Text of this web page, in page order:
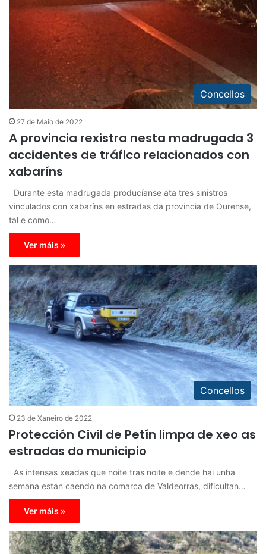
Concellos
27 de Maio de 2022
A provincia rexistra nesta madrugada 3
accidentes de tráfico relacionados con
xabaríns
Durante esta madrugada producíanse ata tres sinistros
vinculados con xabaríns en estradas da provincia de Ourense,
tal e como…
Ver máis »
Concellos
23 de Xaneiro de 2022
Protección Civil de Petín limpa de xeo as
estradas do municipio
As intensas xeadas que noite tras noite e dende hai unha
semana están caendo na comarca de Valdeorras, dificultan…
Ver máis »